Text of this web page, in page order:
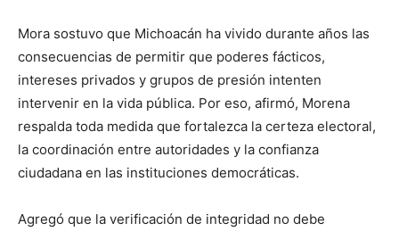
Mora sostuvo que Michoacán ha vivido durante años las
consecuencias de permitir que poderes fácticos,
intereses privados y grupos de presión intenten
intervenir en la vida pública. Por eso, afirmó, Morena
respalda toda medida que fortalezca la certeza electoral,
la coordinación entre autoridades y la confianza
ciudadana en las instituciones democráticas.
Agregó que la verificación de integridad no debe